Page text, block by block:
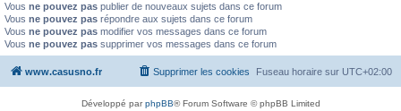
Vous ne pouvez pas publier de nouveaux sujets dans ce forum
Vous ne pouvez pas répondre aux sujets dans ce forum
Vous ne pouvez pas modifier vos messages dans ce forum
Vous ne pouvez pas supprimer vos messages dans ce forum
www.casusno.fr Fuseau horaire sur UTC+02:00
Supprimer les cookies
Développé parphpBB® Forum Software © phpBB Limited